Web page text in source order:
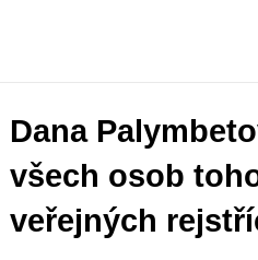
Dana
všech osob
veřejných